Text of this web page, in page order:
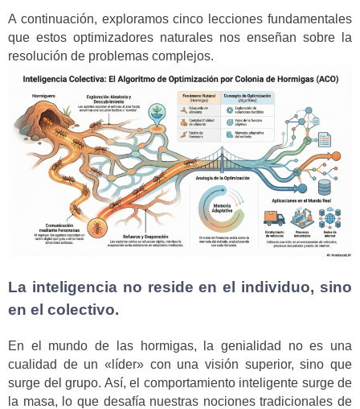
A continuación, exploramos cinco lecciones fundamentales
que estos optimizadores naturales nos enseñan sobre la
resolución de problemas complejos.
La inteligencia no reside en el individuo, sino
en el colectivo.
En el mundo de las hormigas, la genialidad no es una
cualidad de un «líder» con una visión superior, sino que
surge del grupo. Así, el comportamiento inteligente surge de
la masa, lo que desafía nuestras nociones tradicionales de